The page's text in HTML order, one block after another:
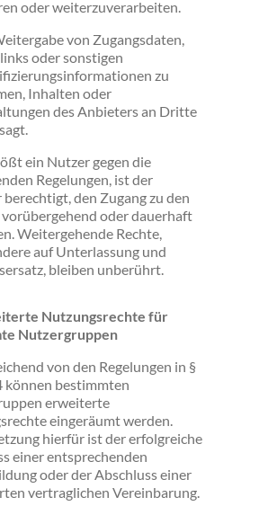
oder weiterzuverarbeiten.
von Zugangsdaten,
oder sonstigen
zu
Inhalten oder
des Anbieters an Dritte
ein Nutzer gegen die
Regelungen, ist der
den Zugang zu den
oder dauerhaft
Weitergehende Rechte,
auf Unterlassung und
bleiben unberührt.
Nutzungsrechte für
Nutzergruppen
von den Regelungen in §
können bestimmten
erweiterte
eingeräumt werden.
hierfür ist der erfolgreiche
einer entsprechenden
oder der Abschluss einer
vertraglichen Vereinbarung.